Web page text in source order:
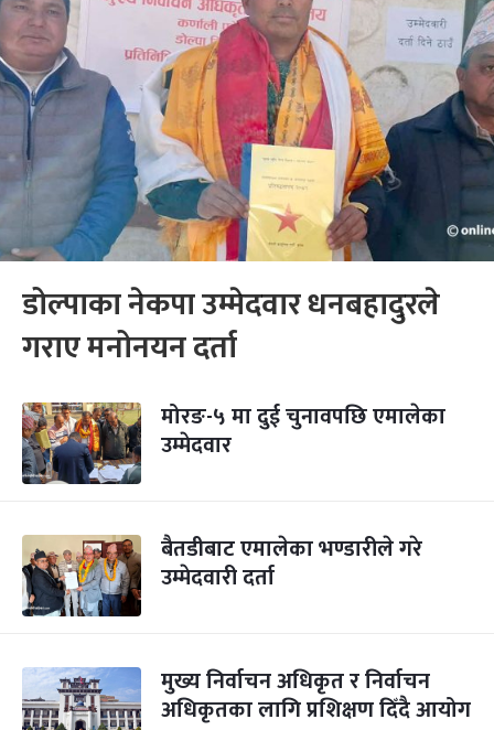
डोल्पाका नेकपा उम्मेदवार धनबहादुरले
गराए मनोनयन दर्ता
मोरङ-५ मा दुई चुनावपछि एमालेका
उम्मेदवार
बैतडीबाट एमालेका भण्डारीले गरे
उम्मेदवारी दर्ता
मुख्य निर्वाचन अधिकृत र निर्वाचन
अधिकृतका लागि प्रशिक्षण दिँदै आयोग